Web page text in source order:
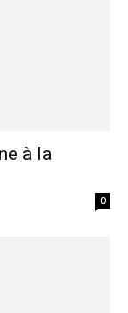
à la
0